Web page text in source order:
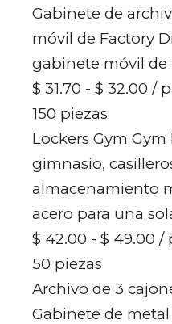
Gabinete de
móvil de Factory
gabinete móvil de
$ 31.70 - $ 32.00 /
150 piezas
Lockers Gym
gimnasio,
almacenamiento
acero para una
$ 42.00 - $ 49.00 /
50 piezas
Archivo de 3
Gabinete de